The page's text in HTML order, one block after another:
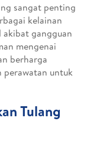
sangat penting
kelainan
gangguan
mengenai
berharga
untuk
Tulang